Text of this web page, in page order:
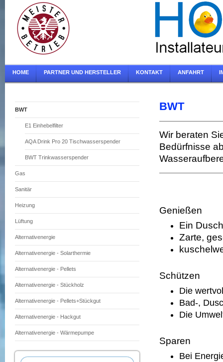
HOME PARTNER UND HERSTELLER KONTAKT ANFAHRT
BWT
E1 Einhebelfilter
AQA Drink Pro 20 Tischwasserspender
BWT Trinkwasserspender
Gas
Sanitär
Heizung
Lüftung
Alternativenergie
Alternativenergie - Solarthermie
Alternativenergie - Pellets
Alternativenergie - Stückholz
Alternativenergie - Pellets+Stückgut
Alternativenergie - Hackgut
Alternativenergie - Wärmepumpe
BWT
Wir beraten
Bedürfnisse
Genießen
Ein
Zarte,
Schützen
Die
Bad-,
Die
Sparen
Bei